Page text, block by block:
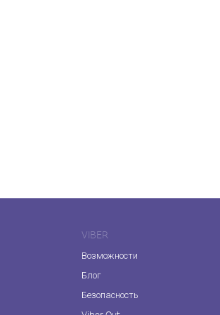
VIBER
Возможности
Блог
Безопасность